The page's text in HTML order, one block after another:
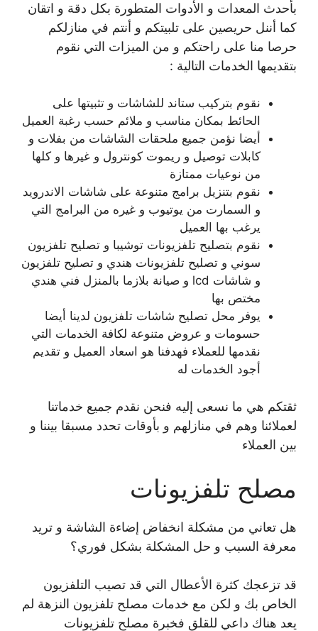
بأحدث المعدات و الأدوات المتطورة بكل دقة و اتقان
كما أننل حريصين على تلبيتكم و أنتم في منازلكم
حرصا منا على راحتكم و من الميزات التي نقوم
بتقديمها الخدمات التالية :
نقوم بتركيب ستاند للشاشات و تثبيتها على
الحائط بمكان مناسب و ملائم حسب رغبة العميل
أيضا نؤمن جميع ملحقات الشاشات من بفلات و
كابلات توصيل و ريموت كونترول و غيرها و كلها
من نوعيات ممتازة
نقوم بتنزيل برامج متنوعة على شاشات الاندرويد
و السمارت من يوتيوب و غيره من البرامج التي
يرغب بها العميل
نقوم بتصليح تلفزيونات توشيبا و تصليح تلفزيون
سوني و تصليح تلفزيونات هندي و تصليح تلفزيون
و شاشات lcd و صيانة بلازما بالمنزل فني هندي
مختص بها
يوفر محل تصليح شاشات تلفزيون لدينا أيضا
حسومات و عروض متنوعة لكافة الخدمات التي
نقدمها للعملاء فهدفنا هو اسعاد العميل و تقديم
أجود الخدمات له
ثقتكم هي ما نسعى إليه فنحن نقدم جميع خدماتنا
لعملائنا وهم في منازلهم و بأوقات تحدد مسبقا بيننا و
بين العملاء
مصلح تلفزيونات
هل تعاني من مشكلة انخفاض إضاءة الشاشة و تريد
معرفة السبب و حل المشكلة بشكل فوري؟
قد تزعجك كثرة الأعطال التي قد تصيب التلفزيون
الخاص بك و لكن مع خدمات مصلح تلفزيون النزهة لم
يعد هناك داعي للقلق فخبرة مصلح تلفزيونات